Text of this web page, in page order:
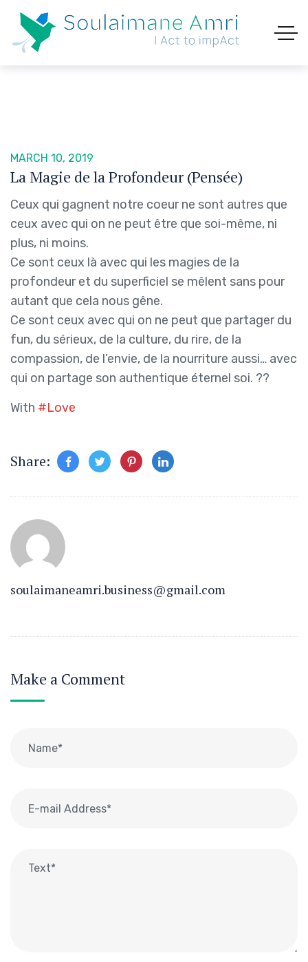
MARCH 10, 2019
La Magie de la Profondeur (Pensée)
Ceux qui gagnent notre coeur ne sont autres que
ceux avec qui on ne peut être que soi-même, ni
plus, ni moins.
Ce sont ceux là avec qui les magies de la
profondeur et du superficiel se mêlent sans pour
autant que cela nous gêne.
Ce sont ceux avec qui on ne peut que partager du
fun, du sérieux, de la culture, du rire, de la
compassion, de l’envie, de la nourriture aussi… avec
qui on partage son authentique éternel soi. ??
With #Love
Share:
soulaimaneamri.business@gmail.com
Make a Comment